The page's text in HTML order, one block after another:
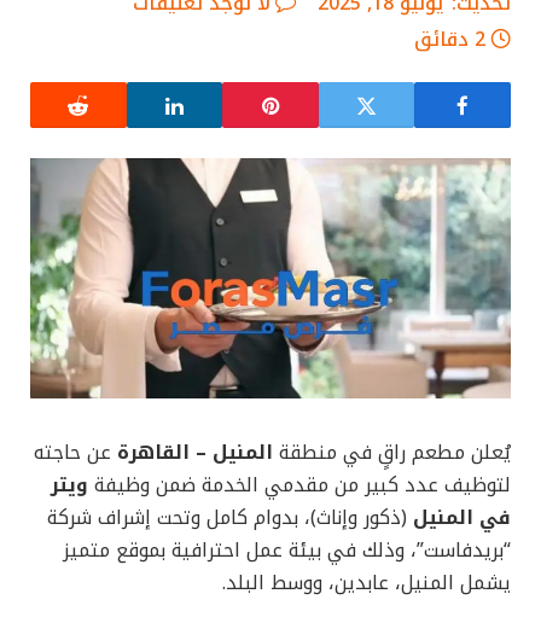
2 دقائق
يُعلن مطعم راقٍ في منطقة المنيل – القاهرة عن حاجته
لتوظيف عدد كبير من مقدمي الخدمة ضمن وظيفة ويتر
في المنيل (ذكور وإناث)، بدوام كامل وتحت إشراف شركة
“بريدفاست”، وذلك في بيئة عمل احترافية بموقع متميز
يشمل المنيل، عابدين، ووسط البلد.